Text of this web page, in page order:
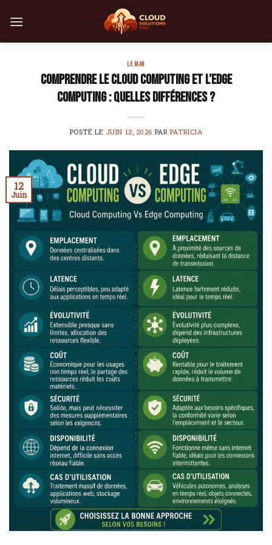
LE MAG
Comprendre le cloud computing et l’edge
computing : quelles différences ?
POSTÉ LE JUIN 12, 2026 PAR PATRICIA
12
Juin